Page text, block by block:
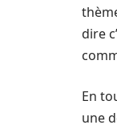
dire
En
une